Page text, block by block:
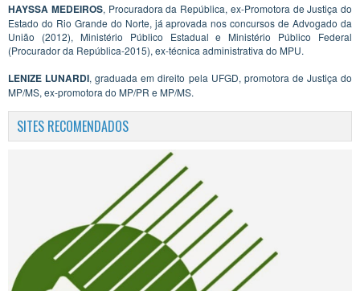
HAYSSA MEDEIROS, Procuradora da República, ex-Promotora de Justiça do
Estado do Rio Grande do Norte, já aprovada nos concursos de Advogado da
União (2012), Ministério Público Estadual e Ministério Público Federal
(Procurador da República-2015), ex-técnica administrativa do MPU.
LENIZE LUNARDI, graduada em direito pela UFGD, promotora de Justiça do
MP/MS, ex-promotora do MP/PR e MP/MS.
SITES RECOMENDADOS